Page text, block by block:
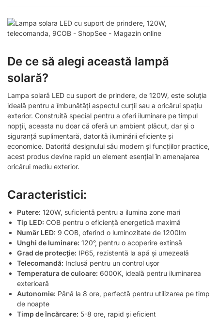
De ce să alegi această lampă
solară?
Lampa solară LED cu suport de prindere, de 120W, este soluția
ideală pentru a îmbunătăți aspectul curții sau a oricărui spațiu
exterior. Construită special pentru a oferi iluminare pe timpul
nopții, aceasta nu doar că oferă un ambient plăcut, dar și o
siguranță suplimentară, datorită iluminării eficiente și
economice. Datorită designului său modern și funcțiilor practice,
acest produs devine rapid un element esențial în amenajarea
oricărui mediu exterior.
Caracteristici:
Putere: 120W, suficientă pentru a ilumina zone mari
Tip LED: COB pentru o eficiență energetică maximă
Număr LED: 9 COB, oferind o luminozitate de 1200lm
Unghi de luminare: 120°, pentru o acoperire extinsă
Grad de protecție: IP65, rezistentă la apă și umezeală
Telecomandă: Inclusă pentru un control ușor
Temperatura de culoare: 6000K, ideală pentru iluminarea
exterioară
Autonomie: Până la 8 ore, perfectă pentru utilizarea pe timp
de noapte
Timp de încărcare: 5-8 ore, rapid și eficient